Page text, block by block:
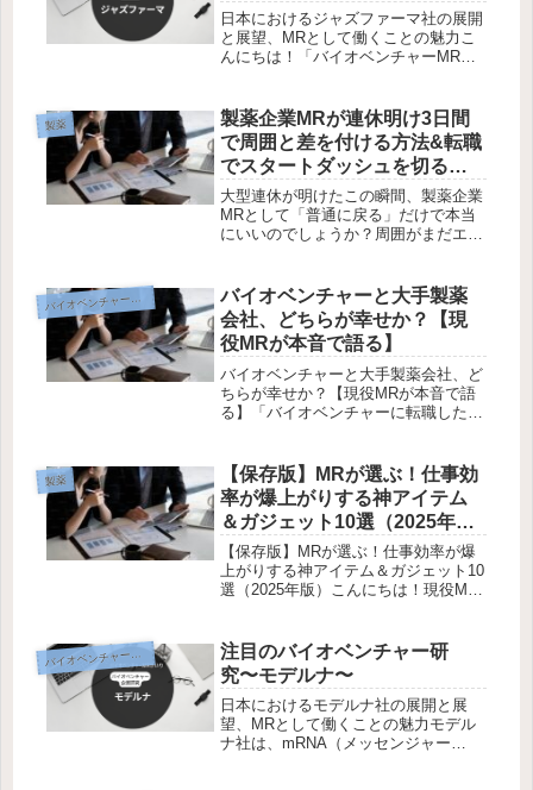
日本におけるジャズファーマ社の展開
と展望、MRとして働くことの魅力こ
んにちは！「バイオベンチャーMRか
拠点とする製薬企業、ジャズファーマ
シューティカルズ（以下、ジャズファ
ー...
製薬
製薬企業MRが連休明け3日間
で周囲と差を付ける方法&転職
でスタートダッシュを切る方
法
大型連休が明けたこの瞬間、製薬企業
MRとして「普通に戻る」だけで本当
にいいのでしょうか？周囲がまだエン
んな3日間が、いま目の前にありま
す。この記事では、連休明けの3日間
で社...
バイオベンチャー転職戦略
バイオベンチャーと大手製薬
会社、どちらが幸せか？【現
役MRが本音で語る】
バイオベンチャーと大手製薬会社、ど
ちらが幸せか？【現役MRが本音で語
る】「バイオベンチャーに転職したら
な視点で本音トークしていきます。結
論：「どちらが幸せかは、あなたの価
値...
製薬
【保存版】MRが選ぶ！仕事効
率が爆上がりする神アイテム
＆ガジェット10選（2025年
版）
【保存版】MRが選ぶ！仕事効率が爆
上がりする神アイテム＆ガジェット10
選（2025年版）こんにちは！現役MR
や資料作成をもっと快適にしたい…」
そんな悩み、ありませんか？今回...
バイオベンチャー企業研究
注目のバイオベンチャー研
究〜モデルナ〜
日本におけるモデルナ社の展開と展
望、MRとして働くことの魅力モデル
ナ社は、mRNA（メッセンジャー